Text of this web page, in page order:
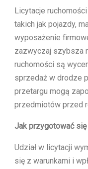
Licytacje
takich jak pojazdy,
wyposażenie
zazwyczaj szybsza
ruchomości są
sprzedaż w drodze
przetargu mogą
przedmiotów przed
Jak przygotować się
Udział w licytacji
się z warunkami i